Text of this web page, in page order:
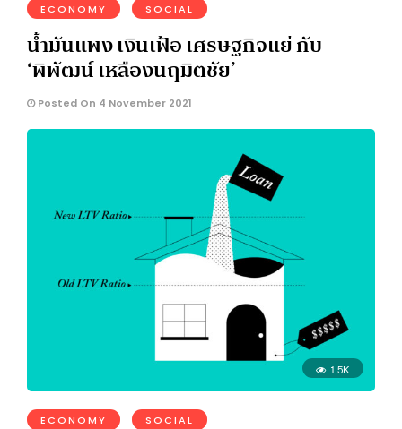
ECONOMY SOCIAL
น้ำมันแพง เงินเฟ้อ เศรษฐกิจแย่ กับ
‘พิพัฒน์ เหลืองนฤมิตชัย’
Posted On 4 November 2021
1.5K
ECONOMY SOCIAL